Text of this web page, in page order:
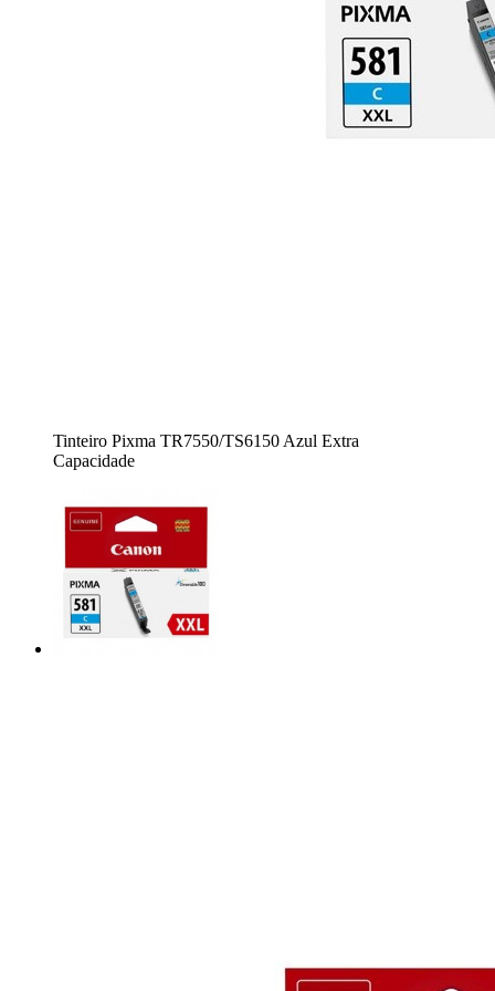
Tinteiro Pixma TR7550/TS6150 Azul Extra
Capacidade